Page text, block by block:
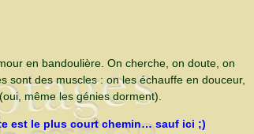
en bandoulière. On cherche, on doute, on
des muscles : on les échauffe en douceur,
même les génies dorment).
est le plus court chemin… sauf ici ;)